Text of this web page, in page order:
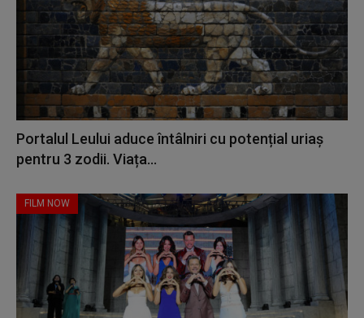
Portalul Leului aduce întâlniri cu potențial uriaș
pentru 3 zodii. Viața...
FILM NOW